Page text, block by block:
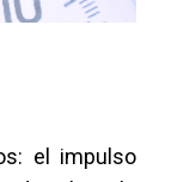
el impulso